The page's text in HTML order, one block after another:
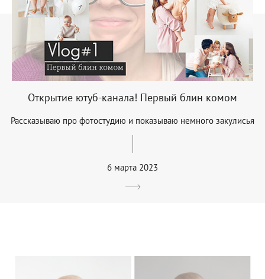
Открытие ютуб-канала! Первый блин комом
Рассказываю про фотостудию и показываю немного закулисья
6 марта 2023